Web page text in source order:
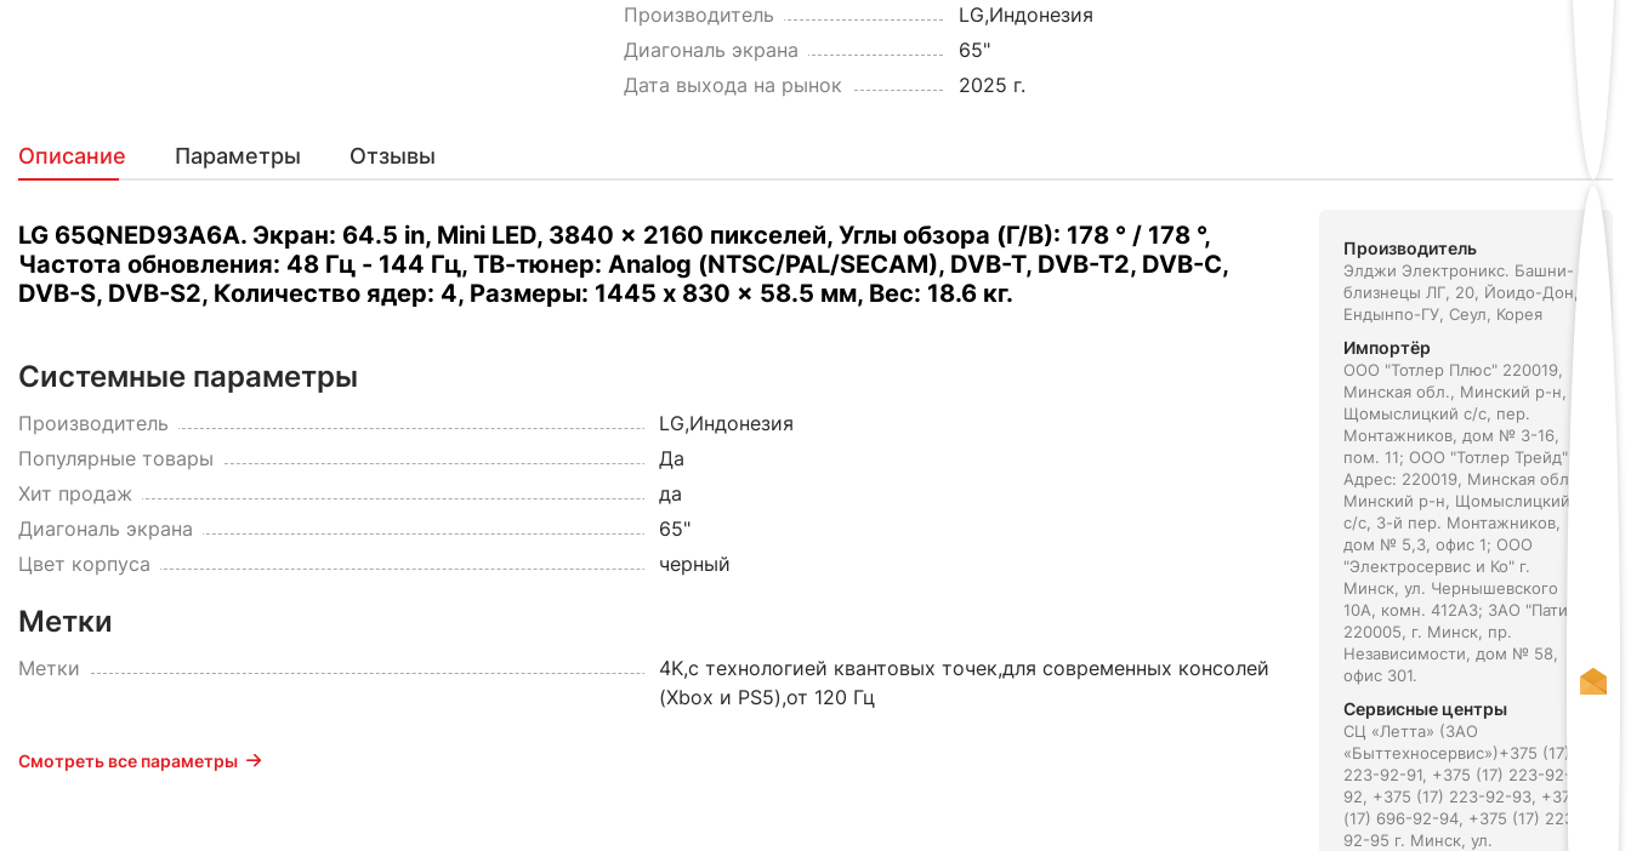
Производитель
LG,Индонезия
Диагональ экрана
65"
Дата выхода на рынок
2025 г.
Описание Параметры Отзывы
LG 65QNED93A6A. Экран: 64.5 in, Mini LED, 3840 x 2160 пикселей, Углы обзора (Г/В): 178 ° / 178 °,
Частота обновления: 48 Гц - 144 Гц, ТВ-тюнер: Analog (NTSC/PAL/SECAM), DVB-T, DVB-T2, DVB-C,
DVB-S, DVB-S2, Количество ядер: 4, Размеры: 1445 x 830 x 58.5 мм, Вес: 18.6 кг.
Системные параметры
Производитель
LG,Индонезия
Популярные товары
Да
Хит продаж
да
Диагональ экрана
65"
Цвет корпуса
черный
Метки
Метки
4K,с технологией квантовых точек,для современных консолей
(Xbox и PS5),от 120 Гц
Смотреть все параметры
Производитель
Элджи Электроникс. Башни-
близнецы ЛГ, 20, Йоидо-Дон,
Ендынпо-ГУ, Сеул, Корея
Импортёр
ООО "Тотлер Плюс" 220019,
Минская обл., Минский р-н,
Щомыслицкий с/с, пер.
Монтажников, дом № 3-16,
пом. 11; ООО "Тотлер Трейд"
Адрес: 220019, Минская обл,
Минский р-н, Щомыслицкий
с/с, 3-й пер. Монтажников,
дом № 5,3, офис 1; ООО
"Электросервис и Ко" г.
Минск, ул. Чернышевского
10А, комн. 412А3; ЗАО "Патио"
220005, г. Минск, пр.
Независимости, дом № 58,
офис 301.
Сервисные центры
СЦ «Летта» (ЗАО
«Быттехносервис»)+375 (17)
223-92-91, +375 (17) 223-92-
92, +375 (17) 223-92-93, +375
(17) 696-92-94, +375 (17) 223-
92-95 г. Минск, ул.